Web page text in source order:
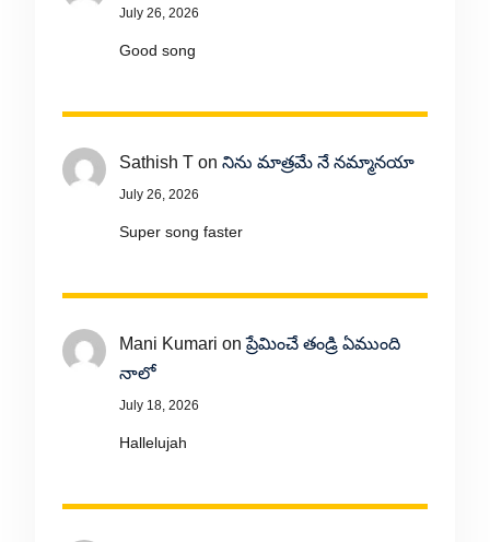
July 26, 2026
Good song
Sathish Ton నిను మాత్రమే నే నమ్మానయా
July 26, 2026
Super song faster
Mani Kumari onప్రేమించే తండ్రి ఏముంది
నాలో
July 18, 2026
Hallelujah